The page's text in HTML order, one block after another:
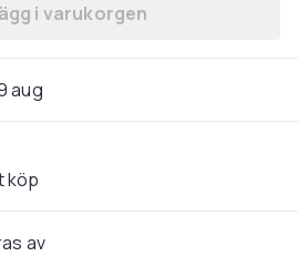
Lägg till vidaXL Vedställ
i varukorgen
aug
köp
av